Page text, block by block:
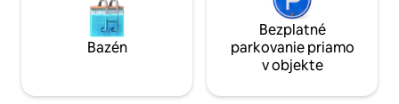
Bazén
Bezplatné
parkovanie priamo
v objekte